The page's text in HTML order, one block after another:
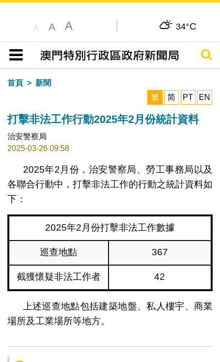
A A A 34°C
目錄
搜尋
首頁
新聞
繁
简 PT EN
打擊非法工作行動2025年2月份統計資料
治安警察局
2025-03-26 09:58
2025年2月份，治安警察局、勞工事務局以及
各聯合行動中，打擊非法工作的行動之統計資料如
下：
2025年2月份打擊非法工作數據
巡查地點 367
截獲懷疑非法工作者 42
上述巡查地點包括建築地盤、私人樓宇、商業
場所及工業場所等地方。